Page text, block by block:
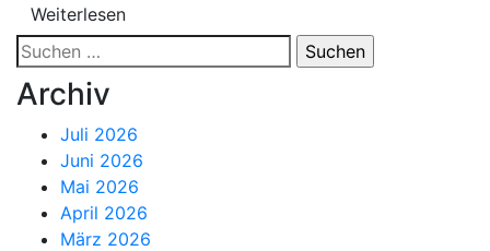
Weiterlesen
Suchen
nach:
Archiv
Juli 2026
Juni 2026
Mai 2026
April 2026
März 2026